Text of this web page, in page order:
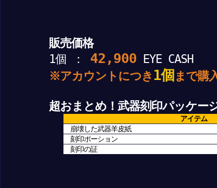
販売価格
1個 ： 42,900 EYE CASH
※アカウントにつき 1個 まで購
超おまとめ！武器刻印パッケ
アイテム
崩壊した武器羊皮紙
刻印ポーション
刻印の証